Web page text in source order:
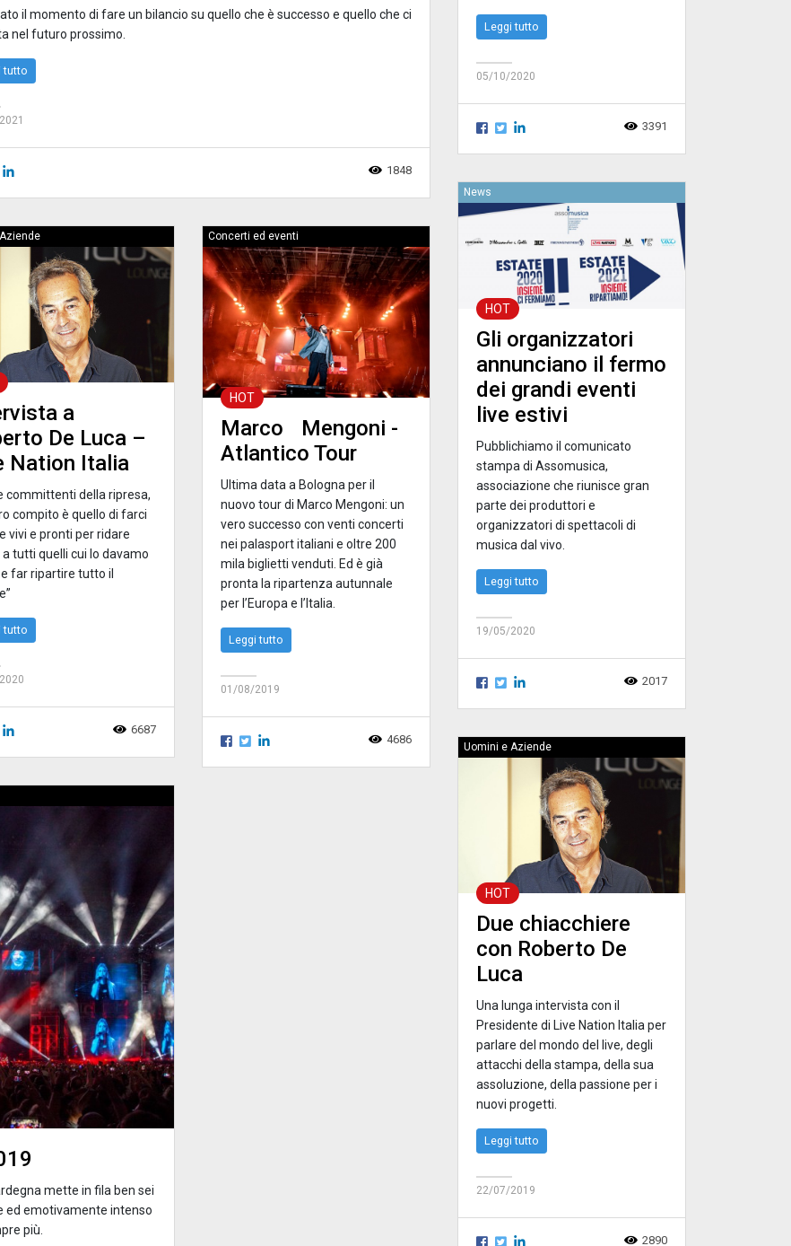
il momento di fare un bilancio su quello che è successo e quello che ci
nel futuro prossimo.
tutto
1848
Leggi tutto
05/10/2020
3391
News
HOT
Gli organizzatori
annunciano il fermo
dei grandi eventi
live estivi
Pubblichiamo il comunicato
stampa di Assomusica,
associazione che riunisce gran
parte dei produttori e
organizzatori di spettacoli di
musica dal vivo.
Leggi tutto
19/05/2020
2017
a
De Luca –
Nation Italia
committenti della ripresa,
compito è quello di farci
vivi e pronti per ridare
a tutti quelli cui lo davamo
far ripartire tutto il
tutto
6687
Concerti ed eventi
HOT
Marco Mengoni -
Atlantico Tour
Ultima data a Bologna per il
nuovo tour di Marco Mengoni: un
vero successo con venti concerti
nei palasport italiani e oltre 200
mila biglietti venduti. Ed è già
pronta la ripartenza autunnale
per l’Europa e l’Italia.
Leggi tutto
01/08/2019
4686
mette in fila ben sei
ed emotivamente intenso
più.
Uomini e Aziende
HOT
Due chiacchiere
con Roberto De
Luca
Una lunga intervista con il
Presidente di Live Nation Italia per
parlare del mondo del live, degli
attacchi della stampa, della sua
assoluzione, della passione per i
nuovi progetti.
Leggi tutto
22/07/2019
2890